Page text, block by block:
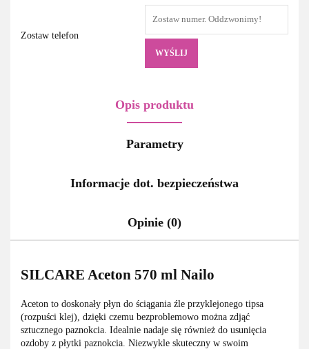
Zostaw telefon
WYŚLIJ
Opis produktu
Parametry
Informacje dot. bezpieczeństwa
Opinie (0)
SILCARE Aceton 570 ml Nailo
Aceton to doskonały płyn do ściągania źle przyklejonego tipsa
(rozpuści klej), dzięki czemu bezproblemowo można zdjąć
sztucznego paznokcia. Idealnie nadaje się również do usunięcia
ozdoby z płytki paznokcia. Niezwykle skuteczny w swoim